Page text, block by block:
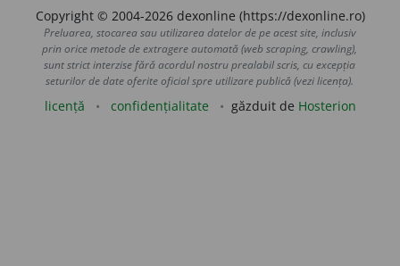
Copyright © 2004-2026 dexonline (https://dexonline.ro)
Preluarea, stocarea sau utilizarea datelor de pe acest site, inclusiv
prin orice metode de extragere automată (web scraping, crawling),
sunt strict interzise fără acordul nostru prealabil scris, cu excepția
seturilor de date oferite oficial spre utilizare publică (vezi licența).
licență confidențialitate găzduit de Hosterion